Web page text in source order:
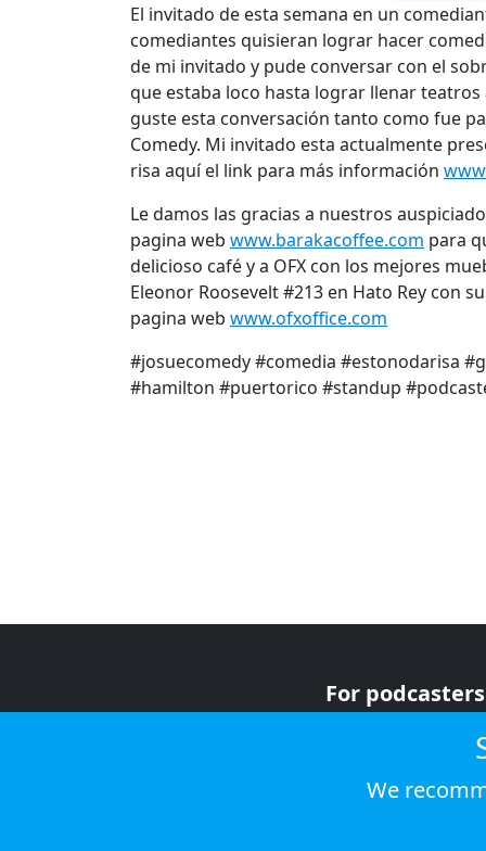
El invitado de esta semana en un
comediantes quisieran lograr hacer
de mi invitado y pude conversar con el
que estaba loco hasta lograr llenar teatros
guste esta conversación tanto como fue
Comedy. Mi invitado esta actualmente
risa aquí el link para más información
Le damos las gracias a nuestros
pagina web www.barakacoffee.com para
delicioso café y a OFX con los mejores
Eleonor Roosevelt #213 en Hato Rey con
pagina web www.ofxoffice.com
#josuecomedy #comedia #estonodarisa
#hamilton #puertorico #standup
For podcasters
We